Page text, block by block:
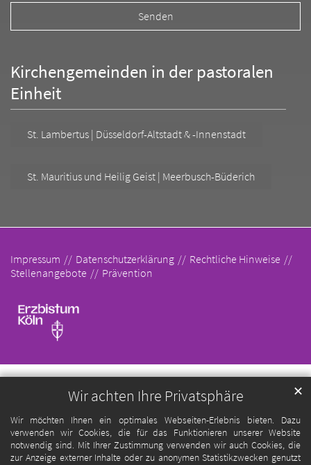
Wir achten Ihre Privatsphäre
Wir möchten Ihnen ein optimales Webseiten-Erlebnis bieten. Dazu
verwenden wir Cookies, die für das Funktionieren unserer Website
notwendig sind. Mit Ihrer Zustimmung verwenden wir auch Cookies, die
zur Anzeige externer Inhalte oder zu anonymen Statistikzwecken genutzt
✕
Kirchengemeinden in der pastoralen
Einheit
St. Lambertus | Düsseldorf-Altstadt & -Innenstadt
St. Mauritius und Heilig Geist | Meerbusch-Büderich
Impressum Datenschutzerklärung
Rechtliche Hinweise
Stellenangebote
Prävention